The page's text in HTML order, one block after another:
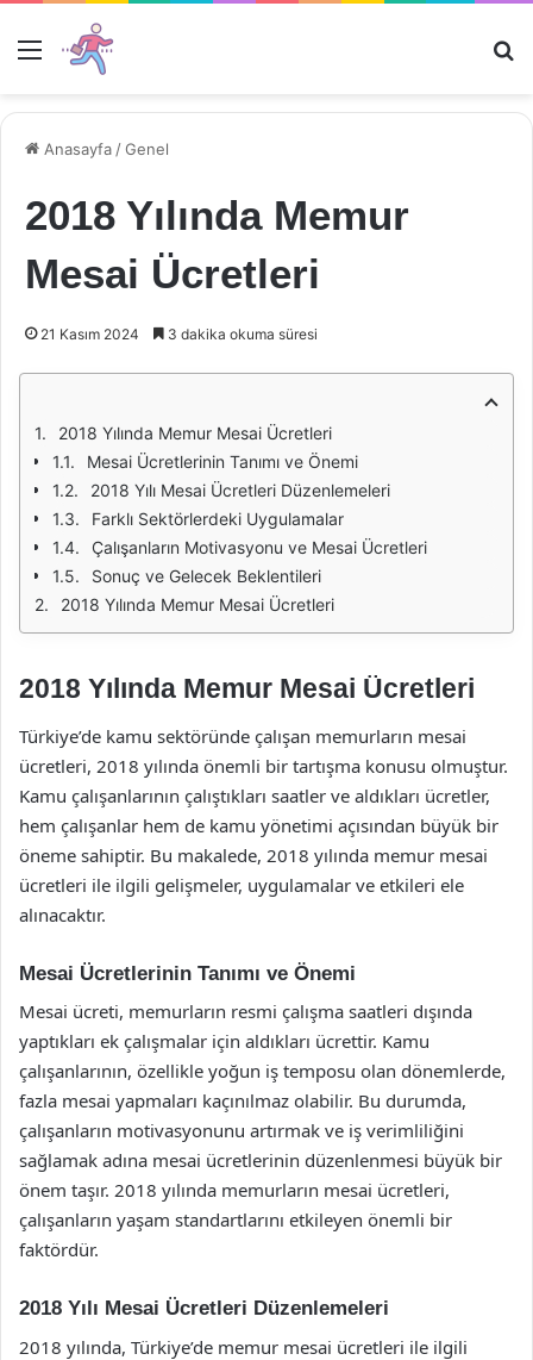
Menü
Anasayfa /Genel
2018 Yılında Memur
Mesai Ücretleri
21 Kasım 2024 3 dakika okuma süresi
2018 Yılında Memur Mesai Ücretleri
Mesai Ücretlerinin Tanımı ve Önemi
2018 Yılı Mesai Ücretleri Düzenlemeleri
Farklı Sektörlerdeki Uygulamalar
Çalışanların Motivasyonu ve Mesai Ücretleri
Sonuç ve Gelecek Beklentileri
2018 Yılında Memur Mesai Ücretleri
2018 Yılında Memur Mesai Ücretleri
Türkiye’de kamu sektöründe çalışan memurların mesai
ücretleri, 2018 yılında önemli bir tartışma konusu olmuştur.
Kamu çalışanlarının çalıştıkları saatler ve aldıkları ücretler,
hem çalışanlar hem de kamu yönetimi açısından büyük bir
öneme sahiptir. Bu makalede, 2018 yılında memur mesai
ücretleri ile ilgili gelişmeler, uygulamalar ve etkileri ele
alınacaktır.
Mesai Ücretlerinin Tanımı ve Önemi
Mesai ücreti, memurların resmi çalışma saatleri dışında
yaptıkları ek çalışmalar için aldıkları ücrettir. Kamu
çalışanlarının, özellikle yoğun iş temposu olan dönemlerde,
fazla mesai yapmaları kaçınılmaz olabilir. Bu durumda,
çalışanların motivasyonunu artırmak ve iş verimliliğini
sağlamak adına mesai ücretlerinin düzenlenmesi büyük bir
önem taşır. 2018 yılında memurların mesai ücretleri,
çalışanların yaşam standartlarını etkileyen önemli bir
faktördür.
2018 Yılı Mesai Ücretleri Düzenlemeleri
2018 yılında, Türkiye’de memur mesai ücretleri ile ilgili